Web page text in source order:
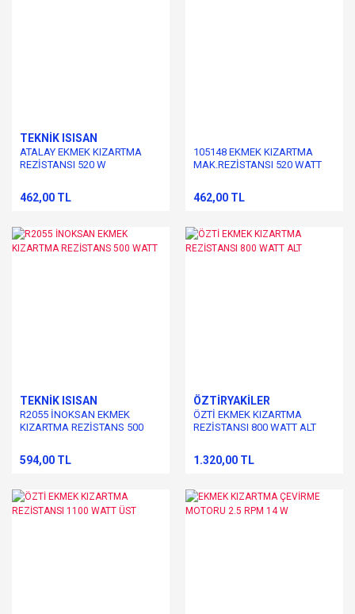
TEKNİK ISISAN
ATALAY EKMEK KIZARTMA
REZİSTANSI 520 W
462,00 TL
105148 EKMEK KIZARTMA
MAK.REZİSTANSI 520 WATT
462,00 TL
TEKNİK ISISAN
R2055 İNOKSAN EKMEK
KIZARTMA REZİSTANS 500
594,00 TL
ÖZTİRYAKİLER
ÖZTİ EKMEK KIZARTMA
REZİSTANSI 800 WATT ALT
1.320,00 TL